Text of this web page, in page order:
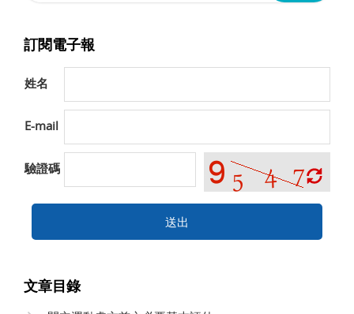
訂閱電子報
姓名
E-mail
驗證碼
送出
文章目錄